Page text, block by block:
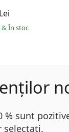
& În stoc
% sunt
selectați.